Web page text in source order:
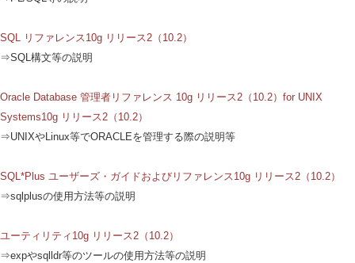
SQL リファレンス10g リリース2（10.2）
⇒SQL構文等の説明
Oracle Database 管理者リファレンス 10g リリース2（10.2）for UNIX
Systems10g リリース2（10.2）
⇒UNIXやLinux等でORACLEを管理する際の説明等
SQL*Plus ユーザーズ・ガイドおよびリファレンス10g リリース2（10.2）
⇒sqlplusの使用方法等の説明
ユーティリティ10g リリース2（10.2）
⇒expやsqlldr等のツールの使用方法等の説明